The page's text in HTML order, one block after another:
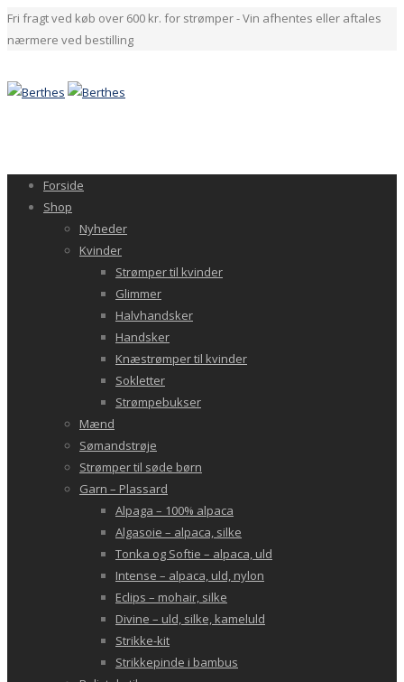
Fri fragt ved køb over 600 kr. for strømper - Vin afhentes eller aftales
nærmere ved bestilling
Forside
Shop
Nyheder
Kvinder
Strømper til kvinder
Glimmer
Halvhandsker
Handsker
Knæstrømper til kvinder
Sokletter
Strømpebukser
Mænd
Sømandstrøje
Strømper til søde børn
Garn – Plassard
Alpaga – 100% alpaca
Algasoie – alpaca, silke
Tonka og Softie – alpaca, uld
Intense – alpaca, uld, nylon
Eclips – mohair, silke
Divine – uld, silke, kameluld
Strikke-kit
Strikkepinde i bambus